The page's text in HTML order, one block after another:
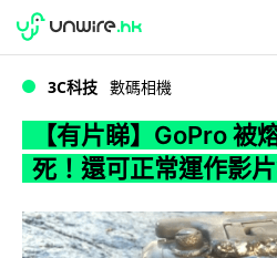
WWDC 2026
3C科技 數碼相機
【有片睇】GoPro 被
死！還可正常運作影